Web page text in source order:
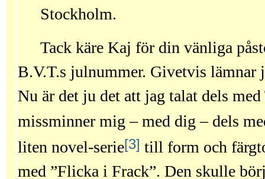
Stockholm.
Tack käre Kaj för din vänliga
B.V.T.s julnummer. Givetvis lämnar
Nu är det ju det att jag talat dels
missminner mig – med dig – dels
liten novel-serie[3] till form och
med ”Flicka i Frack”. Den skulle